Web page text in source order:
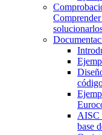
AISC
base